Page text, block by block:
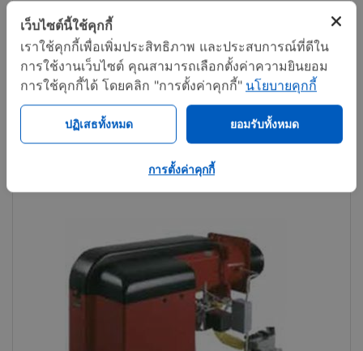
Call now Share
เว็บไซต์นี้ใช้คุกกี้
เราใช้คุกกี้เพื่อเพิ่มประสิทธิภาพ และประสบการณ์ที่ดีใน
การใช้งานเว็บไซต์ คุณสามารถเลือกตั้งค่าความยินยอม
การใช้คุกกี้ได้ โดยคลิก "การตั้งค่าคุกกี้" นโยบายคุกกี้
ปฏิเสธทั้งหมด ยอมรับทั้งหมด
การตั้งค่าคุกกี้